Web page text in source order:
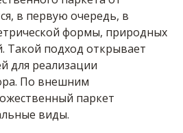
в первую очередь, в
формы, природных
Такой подход открывает
для реализации
По внешним
паркет
виды.